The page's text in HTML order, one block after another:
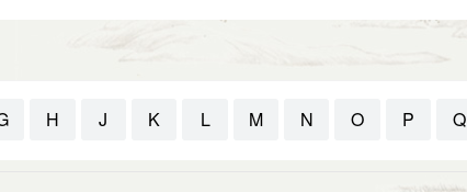
H J K L M N O P Q